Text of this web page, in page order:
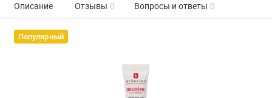
Описание Отзывы 0 Вопросы и ответы 0
Популярный